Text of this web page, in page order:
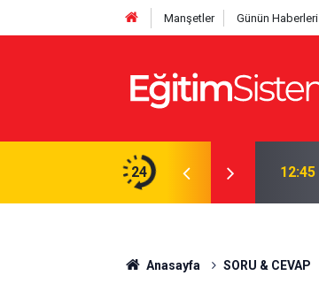
Manşetler Günün Haberleri
24
Belli Oldu: İki Program 500 Puanla
12:45
Anasayfa SORU & CEVAP